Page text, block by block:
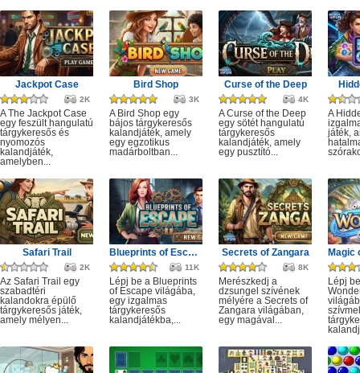
Jackpot Case
2K
A The Jackpot Case
egy feszült hangulatú
tárgykeresős és
nyomozós
kalandjáték,
amelyben...
Bird Shop
3K
A Bird Shop egy
bájos tárgykeresős
kalandjáték, amely
egy egzotikus
madárboltban...
Curse of the Deep
4K
A Curse of the Deep
egy sötét hangulatú
tárgykeresős
kalandjáték, amely
egy pusztító...
A
játék,
Safari Trail
2K
Az Safari Trail egy
szabadtéri
kalandokra épülő
tárgykeresős játék,
amely mélyen...
Blueprints of Escape
11K
Lépj be a Blueprints
of Escape világába,
egy izgalmas
tárgykeresős
kalandjátékba,...
Secrets of Zangara
8K
Merészkedj a
dzsungel szívének
mélyére a Secrets of
Zangara világában,
egy magával...
Lépj